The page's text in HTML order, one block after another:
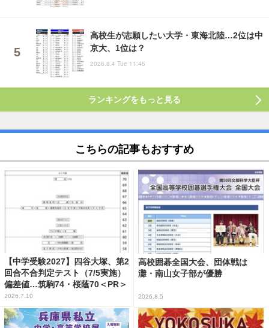
高校生が志願したい大学・東海北陸…2位は中
京大、1位は？
2026.8.4 Tue 11:45
ランキングをもっと見る
こちらの記事もおすすめ
【中学受験2027】四谷大塚、第2
回合不合判定テスト（7/5実施）
偏差値…筑駒74・桜蔭70＜PR＞
2026.7.10
高校囲碁全国大会、団体戦は
灘・南山女子部が優勝
2026.8.5